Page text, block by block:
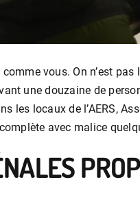
vous. On n’est
une douzaine de
les locaux de l’AERS,
avec malice